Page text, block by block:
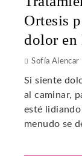
Ortesis
dolor en
Sofía Alencar
Si siente
al caminar,
esté
menudo se